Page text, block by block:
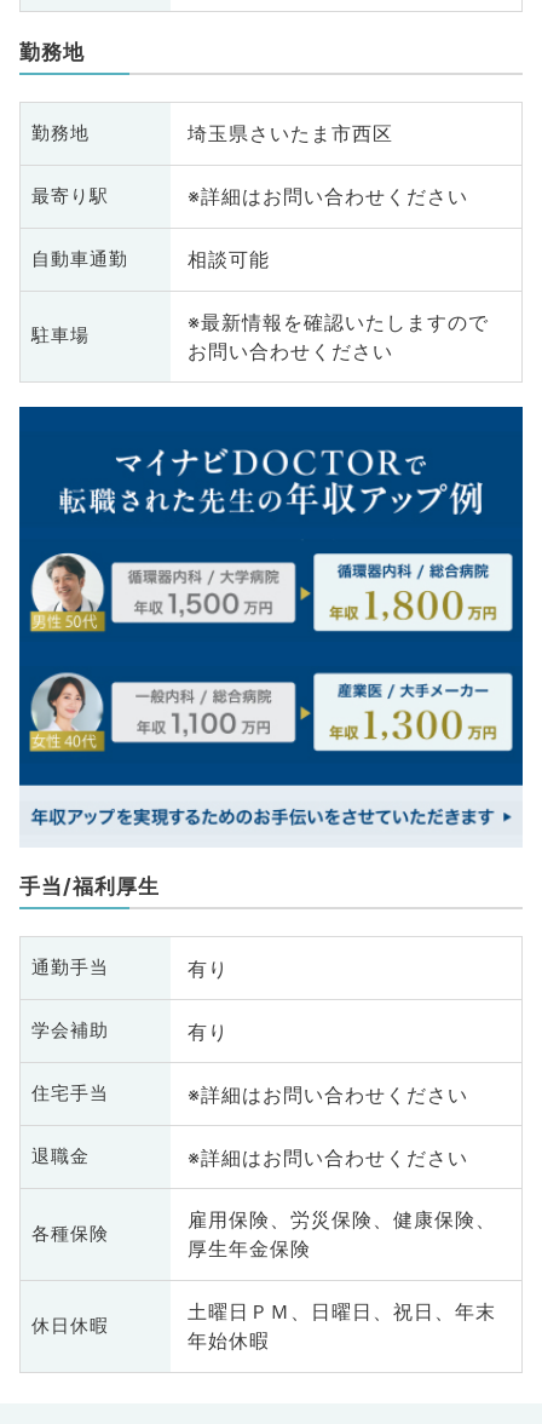
勤務地
勤務地 埼玉県さいたま市西区
最寄り駅 ※詳細はお問い合わせください
自動車通勤 相談可能
駐車場
※最新情報を確認いたしますので
お問い合わせください
手当/福利厚生
通勤手当 有り
学会補助 有り
住宅手当 ※詳細はお問い合わせください
退職金 ※詳細はお問い合わせください
各種保険
雇用保険、労災保険、健康保険、
厚生年金保険
休日休暇
土曜日ＰＭ、日曜日、祝日、年末
年始休暇